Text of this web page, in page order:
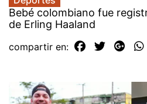
Bebé colombiano fue
de Erling Haaland
compartir en: